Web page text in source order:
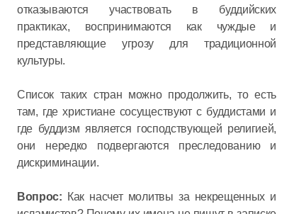
отказываются участвовать в буддийских
практиках, воспринимаются как чуждые и
представляющие угрозу для традиционной
культуры.
Список таких стран можно продолжить, то есть
там, где христиане сосуществуют с буддистами и
где буддизм является господствующей религией,
они нередко подвергаются преследованию и
дискриминации.
Вопрос: Как насчет молитвы за некрещенных и